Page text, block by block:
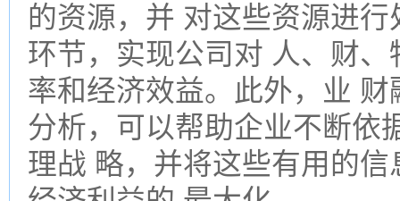
的资源，并 对这些资源进
环节，实现公司对 人、财
率和经济效益。此外，业
分析，可以帮助企业不断依
理战 略，并将这些有用的